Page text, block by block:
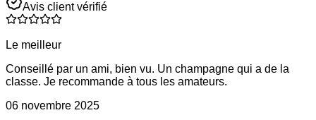
Avis client vérifié
Le meilleur
Conseillé par un ami, bien vu. Un champagne qui a de la
classe. Je recommande à tous les amateurs.
06 novembre 2025